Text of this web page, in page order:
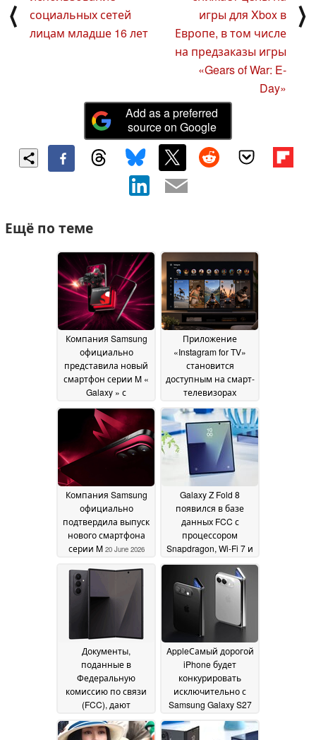
⟨
социальных сетей
лицам младше 16 лет
игры для Xbox в
Европе, в том числе
на предзаказы игры
«Gears of War: E-
Day»
⟩
Add as a preferred
source on Google
Ещё по теме
Компания Samsung
официально
представила новый
смартфон серии M «
Galaxy » с
емкостью 6 000 мА·ч
29 June 2026
Приложение
«Instagram for TV»
становится
доступным на смарт-
телевизорах
23
June 2026
Компания Samsung
официально
подтвердила выпуск
нового смартфона
серии M 20 June 2026
Galaxy Z Fold 8
появился в базе
данных FCC с
процессором
Snapdragon, Wi-Fi 7 и
спутниковой связи
June 2026
Документы,
поданные в
Федеральную
комиссию по связи
(FCC), дают
складных
AppleСамый дорогой
iPhone будет
конкурировать
исключительно с
Samsung Galaxy S27
15 June 2026